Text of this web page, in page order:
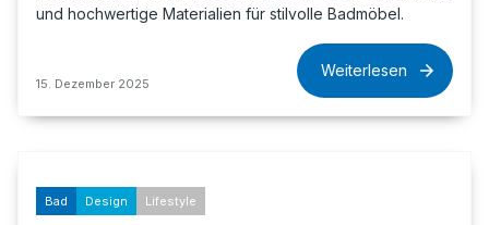
und hochwertige Materialien für stilvolle Badmöbel.
15. Dezember 2025
Weiterlesen
Bad Design Lifestyle